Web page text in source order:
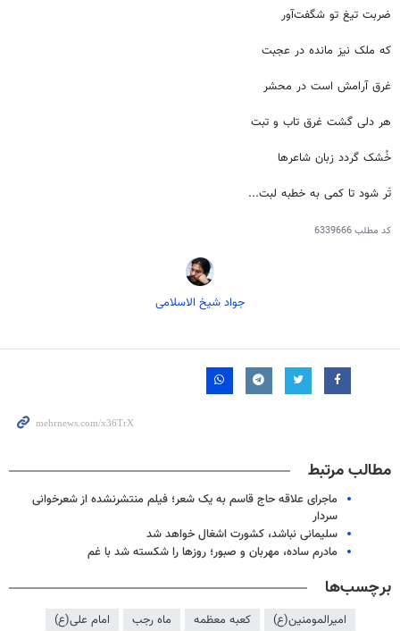
ضربت تیغ تو شگفت‌آور
که ملک نیز مانده در عجبت
غرق آرامش است در محشر
هر دلی گشت غرق تاب و تبت
خُشک گردد زبان شاعرها
تَر شود تا کمی به خطبه لبت...
کد مطلب6339666
جواد شیخ الاسلامی
مطالب مرتبط
ماجرای علاقه حاج قاسم به یک شعر؛ فیلم منتشرنشده از شعرخوانی
سردار
سلیمانی نباشد، کشورت اشغال خواهد شد
مادرم ساده، مهربان و صبور؛ روزها را شکسته شد با غم
برچسب‌ها
امیرالمومنین(ع) کعبه معظمه ماه رجب
امام علی(ع)